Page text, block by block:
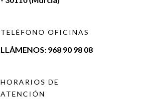
TELÉFONO OFICINAS
LLÁMENOS: 968 90 98 08
HORARIOS DE
ATENCIÓN